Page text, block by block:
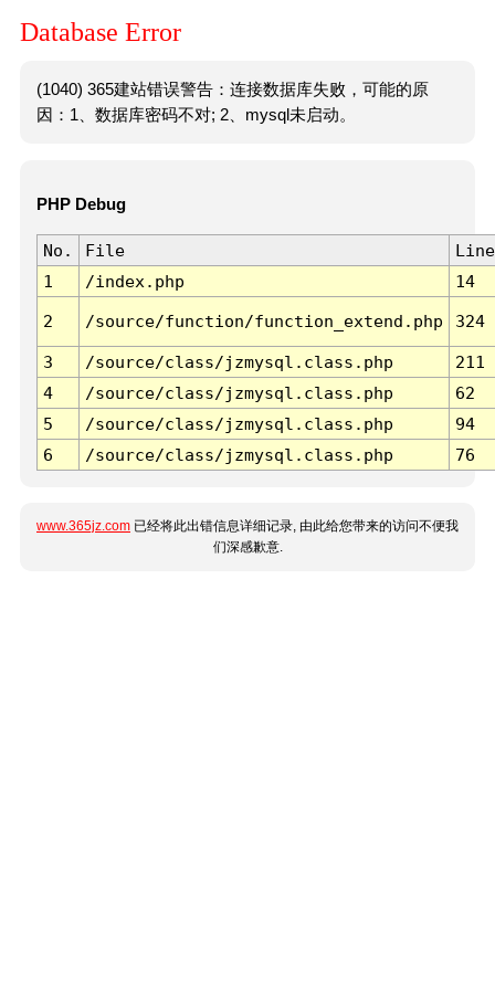
Database Error
(1040) 365建站错误警告：连接数据库失败，可能的原
因：1、数据库密码不对; 2、mysql未启动。
PHP Debug
No. File
Line
1
/index.php 14
2 /source/function/function_extend.php 324
3 /source/class/jzmysql.class.php
211
4
/source/class/jzmysql.class.php
62
5
/source/class/jzmysql.class.php
94
6
/source/class/jzmysql.class.php 76
www.365jz.com 已经将此出错信息详细记录, 由此给您带来的访问不便我
们深感歉意.